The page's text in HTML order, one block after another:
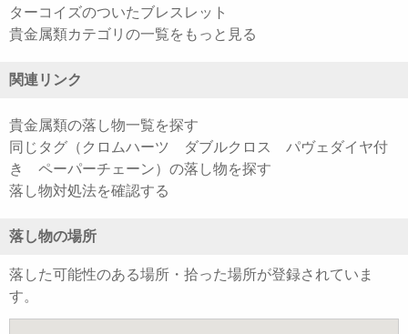
ターコイズのついたブレスレット
貴金属類カテゴリの一覧をもっと見る
関連リンク
貴金属類の落し物一覧を探す
同じタグ（クロムハーツ ダブルクロス パヴェダイヤ付
き ペーパーチェーン）の落し物を探す
落し物対処法を確認する
落し物の場所
落した可能性のある場所・拾った場所が登録されていま
す。